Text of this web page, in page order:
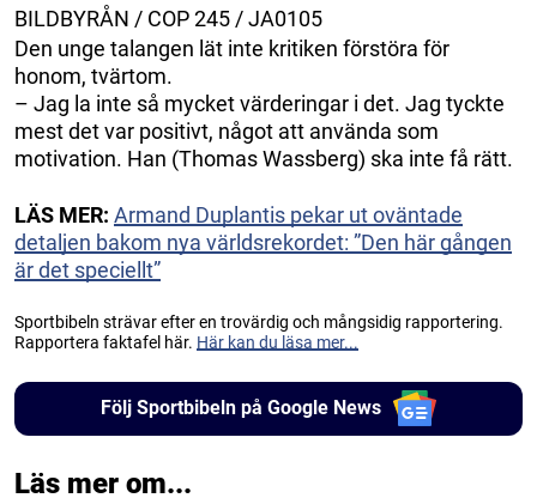
BILDBYRÅN / COP 245 / JA0105
Den unge talangen lät inte kritiken förstöra för
honom, tvärtom.
– Jag la inte så mycket värderingar i det. Jag tyckte
mest det var positivt, något att använda som
motivation. Han (Thomas Wassberg) ska inte få rätt.
LÄS MER: Armand Duplantis pekar ut oväntade
detaljen bakom nya världsrekordet: ”Den här gången
är det speciellt”
Sportbibeln strävar efter en trovärdig och mångsidig rapportering.
Rapportera faktafel här. Här kan du läsa mer...
Följ Sportbibeln på Google News
Läs mer om...